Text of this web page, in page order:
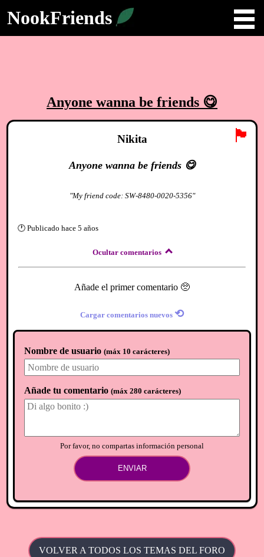
NookFriends
Anyone wanna be friends 😋
🏴
Nikita
Anyone wanna be friends 😋
"My friend code: SW-8480-0020-5356"
🕐 Publicado hace 5 años
Ocultar comentarios
Añade el primer comentario 🥺
Cargar comentarios nuevos ⟲
Nombre de usuario (máx 10 carácteres)
Añade tu comentario (máx 280 carácteres)
Por favor, no compartas información personal
ENVIAR
VOLVER A TODOS LOS TEMAS DEL FORO